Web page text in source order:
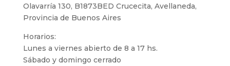
Olavarría 130, B1873BED Crucecita, Avellaneda,
Provincia de Buenos Aires
Horarios:
Lunes a viernes abierto de 8 a 17 hs.
Sábado y domingo cerrado